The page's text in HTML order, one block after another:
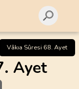
Vâkıa Sûresi 68. Ayet
Ayet